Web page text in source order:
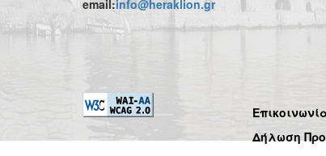
email:info@heraklion.gr
Δήλωση